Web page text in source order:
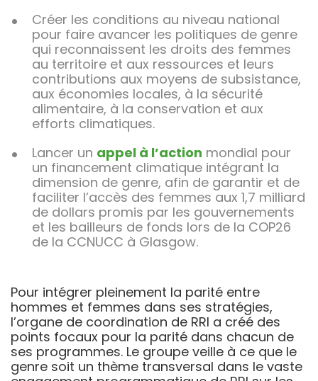
Créer les conditions au niveau national
pour faire avancer les politiques de genre
qui reconnaissent les droits des femmes
au territoire et aux ressources et leurs
contributions aux moyens de subsistance,
aux économies locales, à la sécurité
alimentaire, à la conservation et aux
efforts climatiques.
Lancer un appel à l’action mondial pour
un financement climatique intégrant la
dimension de genre, afin de garantir et de
faciliter l’accès des femmes aux 1,7 milliard
de dollars promis par les gouvernements
et les bailleurs de fonds lors de la COP26
de la CCNUCC à Glasgow.
Pour intégrer pleinement la parité entre
hommes et femmes dans ses stratégies,
l’organe de coordination de RRI a créé des
points focaux pour la parité dans chacun de
ses programmes. Le groupe veille à ce que le
genre soit un thème transversal dans le vaste